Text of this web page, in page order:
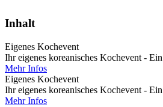
Inhalt
Eigenes Kochevent
Ihr eigenes koreanisches Kochevent -
Mehr Infos
Eigenes Kochevent
Ihr eigenes koreanisches Kochevent -
Mehr Infos